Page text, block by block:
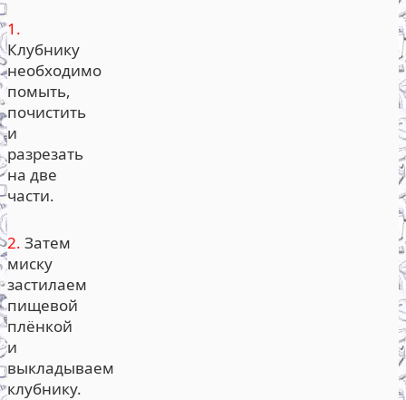
1.
Клубнику
необходимо
помыть,
почистить
и
разрезать
на две
части.
2. Затем
миску
застилаем
пищевой
плёнкой
и
выкладываем
клубнику.